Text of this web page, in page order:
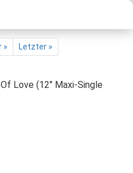
»
Letzter »
Love (12" Maxi-Single